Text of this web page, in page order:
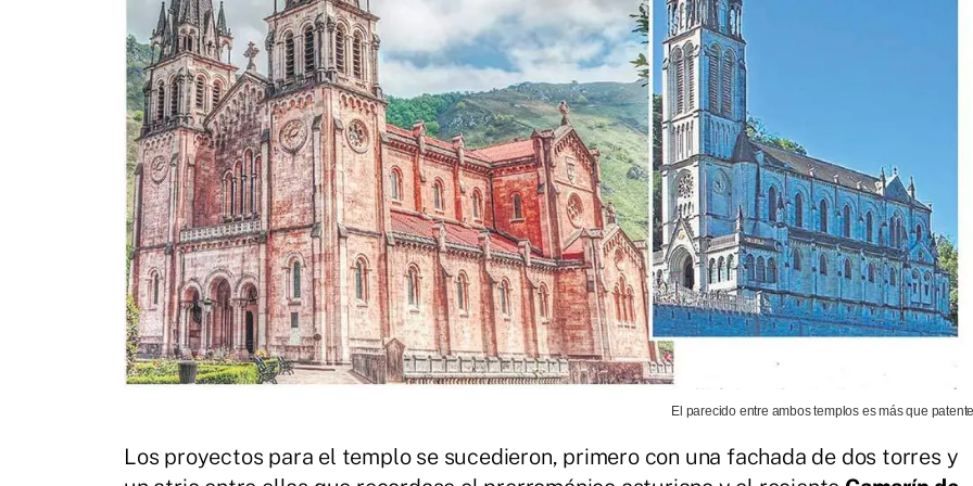
El parecido entre ambos templos es más que
Los proyectos para el templo se sucedieron, primero con una fachada de dos torres y